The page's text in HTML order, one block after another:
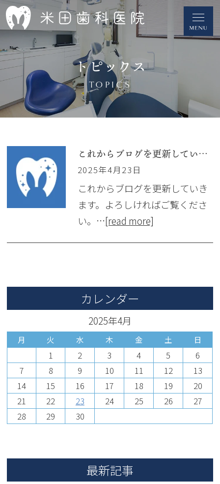
トピックス
TOPICS
これからブログを更新していきます
2025年4月23日
これからブログを更新していき
ます。よろしければご覧くださ
い。…[read more]
カレンダー
2025年4月
月 火 水 木 金 土 日
1 2 3 4 5
6
7
8 9 10 11 12
13
14
15 16 17 18 19
20
21
22 23 24 25 26
27
28
29 30
最新記事